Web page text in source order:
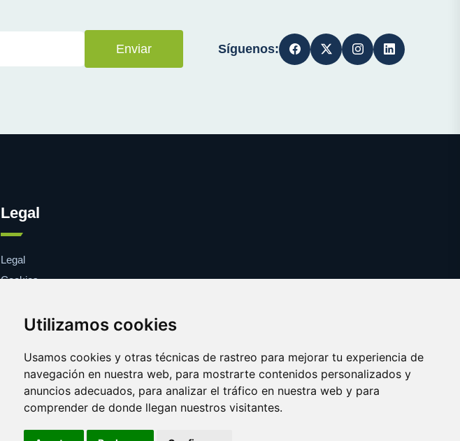
Utilizamos cookies
Usamos cookies y otras técnicas de rastreo para mejorar tu experiencia de
navegación en nuestra web, para mostrarte contenidos personalizados y
anuncios adecuados, para analizar el tráfico en nuestra web y para
comprender de donde llegan nuestros visitantes.
Enviar Síguenos:
Legal
Legal
Cookies
Copyright © 2025